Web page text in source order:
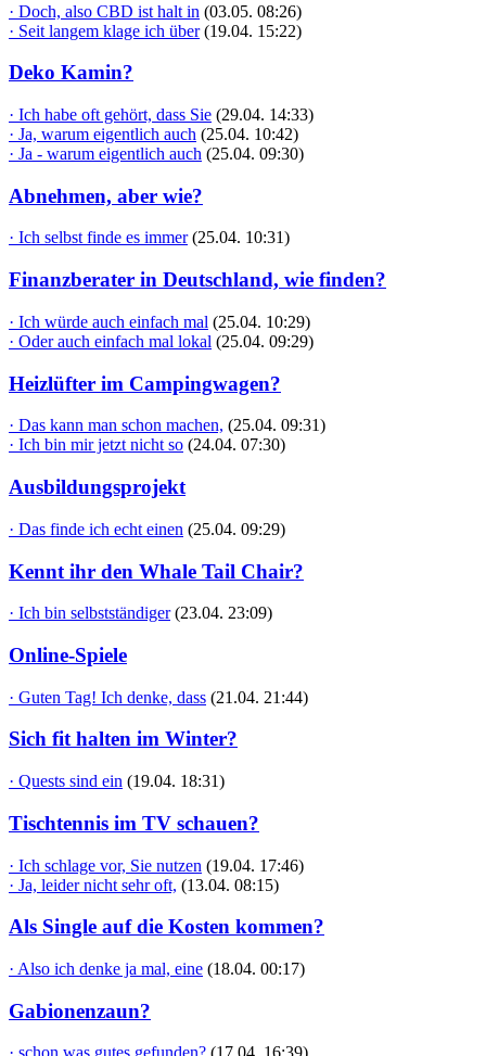
· Doch, also CBD ist halt in (03.05. 08:26)
· Seit langem klage ich über (19.04. 15:22)
Deko Kamin?
· Ich habe oft gehört, dass Sie (29.04. 14:33)
· Ja, warum eigentlich auch (25.04. 10:42)
· Ja - warum eigentlich auch (25.04. 09:30)
Abnehmen, aber wie?
· Ich selbst finde es immer (25.04. 10:31)
Finanzberater in Deutschland, wie finden?
· Ich würde auch einfach mal (25.04. 10:29)
· Oder auch einfach mal lokal (25.04. 09:29)
Heizlüfter im Campingwagen?
· Das kann man schon machen, (25.04. 09:31)
· Ich bin mir jetzt nicht so (24.04. 07:30)
Ausbildungsprojekt
· Das finde ich echt einen (25.04. 09:29)
Kennt ihr den Whale Tail Chair?
· Ich bin selbstständiger (23.04. 23:09)
Online-Spiele
· Guten Tag! Ich denke, dass (21.04. 21:44)
Sich fit halten im Winter?
· Quests sind ein (19.04. 18:31)
Tischtennis im TV schauen?
· Ich schlage vor, Sie nutzen (19.04. 17:46)
· Ja, leider nicht sehr oft, (13.04. 08:15)
Als Single auf die Kosten kommen?
· Also ich denke ja mal, eine (18.04. 00:17)
Gabionenzaun?